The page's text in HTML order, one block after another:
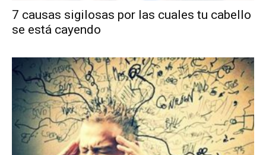
7 causas sigilosas por las cuales tu cabello
se está cayendo